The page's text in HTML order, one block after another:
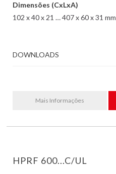
Dimensões (CxLxA)
102 x 40 x 21 … 407 x 60 x 31 mm
DOWNLOADS
Mais Informações
HPRF 600...C/UL